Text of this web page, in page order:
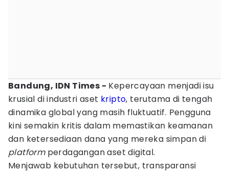
Bandung, IDN Times - Kepercayaan menjadi isu
krusial di industri aset kripto, terutama di tengah
dinamika global yang masih fluktuatif. Pengguna
kini semakin kritis dalam memastikan keamanan
dan ketersediaan dana yang mereka simpan di
platformperdagangan aset digital.
Menjawab kebutuhan tersebut, transparansi